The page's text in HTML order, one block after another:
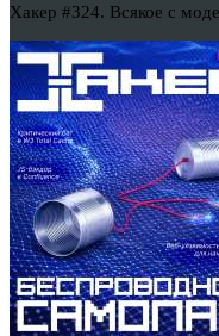
Хакер #324. Всякое с